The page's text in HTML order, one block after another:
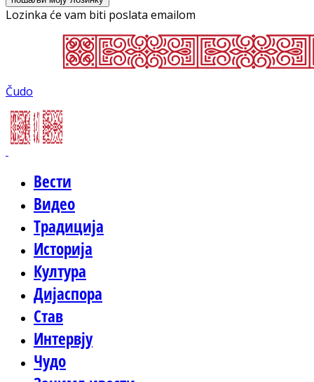
Lozinka će vam biti poslata emailom
Čudo
Вести
Видео
Традиција
Историја
Култура
Дијаспора
Став
Интервју
Чудо